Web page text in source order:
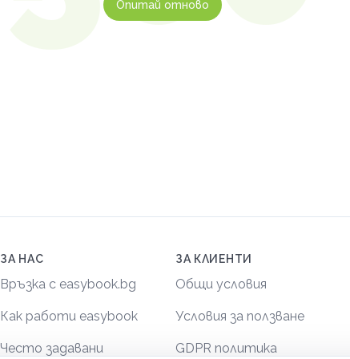
Опитай отново
ЗА НАС
Връзка с easybook.bg
Как работи easybook
Често задавани
ЗА КЛИЕНТИ
Общи условия
Условия за ползване
GDPR политика